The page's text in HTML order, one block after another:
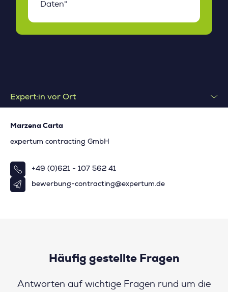
Expert:in vor Ort
Marzena Carta
expertum contracting GmbH
+49 (0)621 - 107 562 41
bewerbung-contracting@expertum.de
Häufig gestellte Fragen
Antworten auf wichtige Fragen rund um die